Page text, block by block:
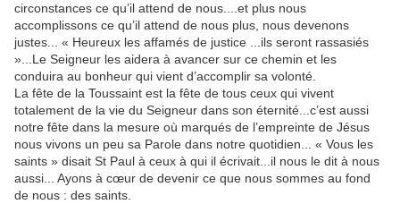
circonstances ce qu’il attend de nous....et plus nous
accomplissons ce qu’il attend de nous plus, nous devenons
justes... « Heureux les affamés de justice ...ils seront rassasiés
»...Le Seigneur les aidera à avancer sur ce chemin et les
conduira au bonheur qui vient d’accomplir sa volonté.
La fête de la Toussaint est la fête de tous ceux qui vivent
totalement de la vie du Seigneur dans son éternité...c’est aussi
notre fête dans la mesure où marqués de l’empreinte de Jésus
nous vivons un peu sa Parole dans notre quotidien... « Vous les
saints » disait St Paul à ceux à qui il écrivait...il nous le dit à nous
aussi... Ayons à cœur de devenir ce que nous sommes au fond
de nous : des saints.